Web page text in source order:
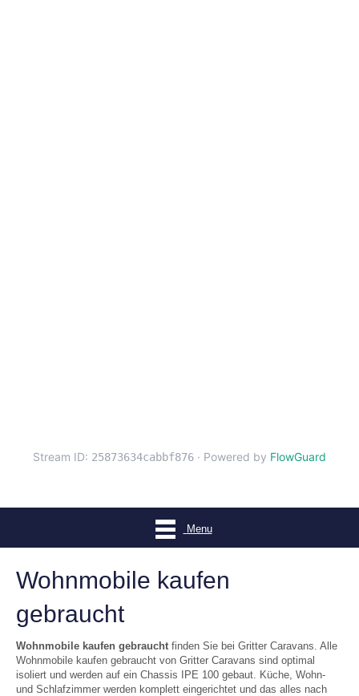
Menu
Wohnmobile kaufen
gebraucht
Wohnmobile kaufen gebraucht finden Sie bei Gritter Caravans. Alle
Wohnmobile kaufen gebraucht von Gritter Caravans sind optimal
isoliert und werden auf ein Chassis IPE 100 gebaut. Küche, Wohn-
und Schlafzimmer werden komplett eingerichtet und das alles nach